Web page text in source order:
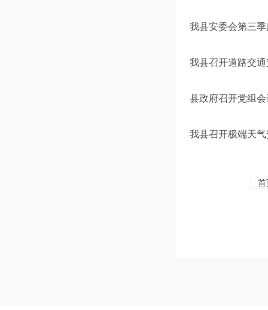
我县安委会第三
我县召开道路交
县政府召开党组
我县召开极端天